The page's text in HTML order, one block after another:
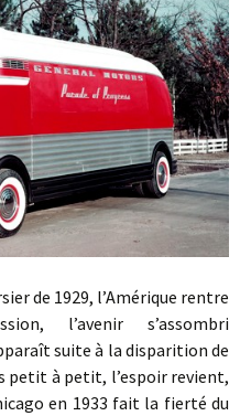
de 1929, l’Amérique rentre
l’avenir s’assombri
suite à la disparition de
petit à petit, l’espoir revient,
en 1933 fait la fierté du